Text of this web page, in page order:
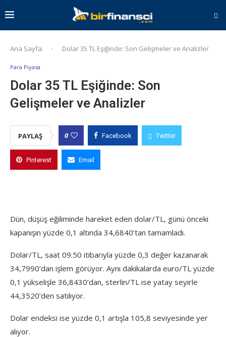
Ana Sayfa - Dolar 35 TL Eşiğinde: Son Gelişmeler ve Analizler
Para Piyasa
Dolar 35 TL Eşiğinde: Son
Gelişmeler ve Analizler
PAYLAŞ 0 Facebook Twitter
Pinterest Email
Dün, düşüş eğiliminde hareket eden dolar/TL, günü önceki
kapanışın yüzde 0,1 altında 34,6840’tan tamamladı.
Dolar/TL, saat 09.50 itibarıyla yüzde 0,3 değer kazanarak
34,7990’dan işlem görüyor. Aynı dakikalarda euro/TL yüzde
0,1 yükselişle 36,8430’dan, sterlin/TL ise yatay seyirle
44,3520’den satılıyor.
Dolar endeksi ise yüzde 0,1 artışla 105,8 seviyesinde yer
alıyor.